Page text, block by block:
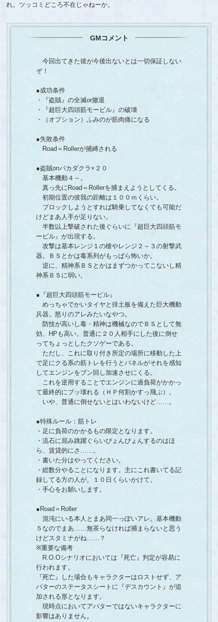
れ。ツッコミどころ不在じゃねーか。
GMコメント
今回出てきた彼が今後出ないとは一切保証しない
ぞ！
●成功条件
・『盗賊』の全滅or撤退
・『超巨大四頭筋モービル』の破壊
・（オプション）ふみのが筋肉痛になる
●失敗条件
Road＝Rollerが捕縛される
●盗賊onパカダクラ×２０
基本機動４～。
真っ先にRoad＝Rollerを捕まえようとしてくる。
初期位置の彼我の距離は１００ｍくらい。
ブロックしようとすれば騎乗してなくても可能だ
けどまあ人手が足りない。
半数以上撃破された後ぐらいに『超巨大四頭筋モ
ービル』が出現する。
攻撃は基本レンジ１の槍やレンジ２～３の射撃武
器。ＢＳとかは毒系列がもっぱら怖いか。
逆に、精神系ＢＳとかはまずつかってこないし精
神系ＢＳに弱い。
●『超巨大四頭筋モービル』
めっちゃでかいタイヤと排土板を備えた巨大機動
兵器。怒りのアレみたいなやつ。
防技が高いし毒・精神は機械なのでＢＳとして無
効、HPも高い。普通に２０人相手にした後に倒せ
ってちょっとしたクソゲーである。
ただし、これに取り付き所定の場所に移動した上
で足にクる系の筋トレを行うとパネルがそれを感知
してエンジンをブン回し加速させにくる。
これを逆用することでエンジンに過負荷がかかっ
て最終的にブッ壊れる（ＨＰ何割かすっ飛ぶ）。
いや、普通に倒せないとはいわないけど……。
●特殊ルール：筋トレ
・足に負荷のかかるもの限定となります。
・流石に屈み跳躍ぐらいぴょんぴょんするのはほ
ら、賃貸的にさ……。
・書いた分はやってください。
・総数分やることになります。主にこれ書いてる記
録してる方の人が。１０日くらいかけて。
・手心をお願いします。
●Road＝Roller
混沌にいる本人とまあ同一っぽいアレ。基本機動
５なのでまあ……無茶らなければ捕まらないと思う
けどスタミナがね……？
※重要な備考
R.O.Oシナリオにおいては『死亡』判定が容易に
行われます。
『死亡』した場合もキャラクターはロストせず、ア
バターのステータスシートに『デスカウント』が追
加される形となります。
現時点においてアバターではないキャラクターに
影響はありません。